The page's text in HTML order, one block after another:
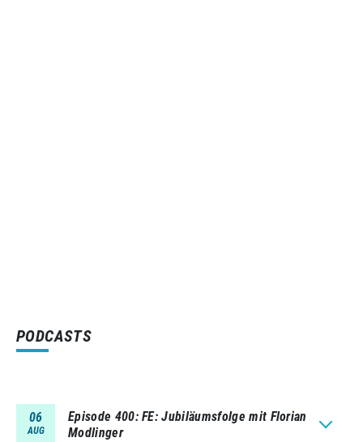
PODCASTS
06
AUG
Episode 400 FE: Jubiläumsfolge mit Florian
Modlinger